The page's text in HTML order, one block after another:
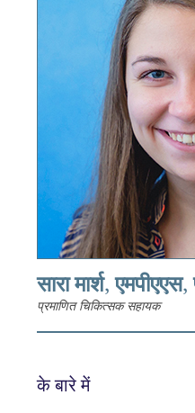
सारा मार्श, एमपीएएस,
प्रमाणित चिकित्सक सहायक
के बारे में